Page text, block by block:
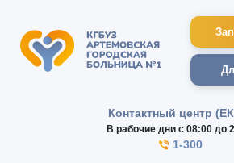
Контактный центр
В рабочие дни с 08:00 до
1-300